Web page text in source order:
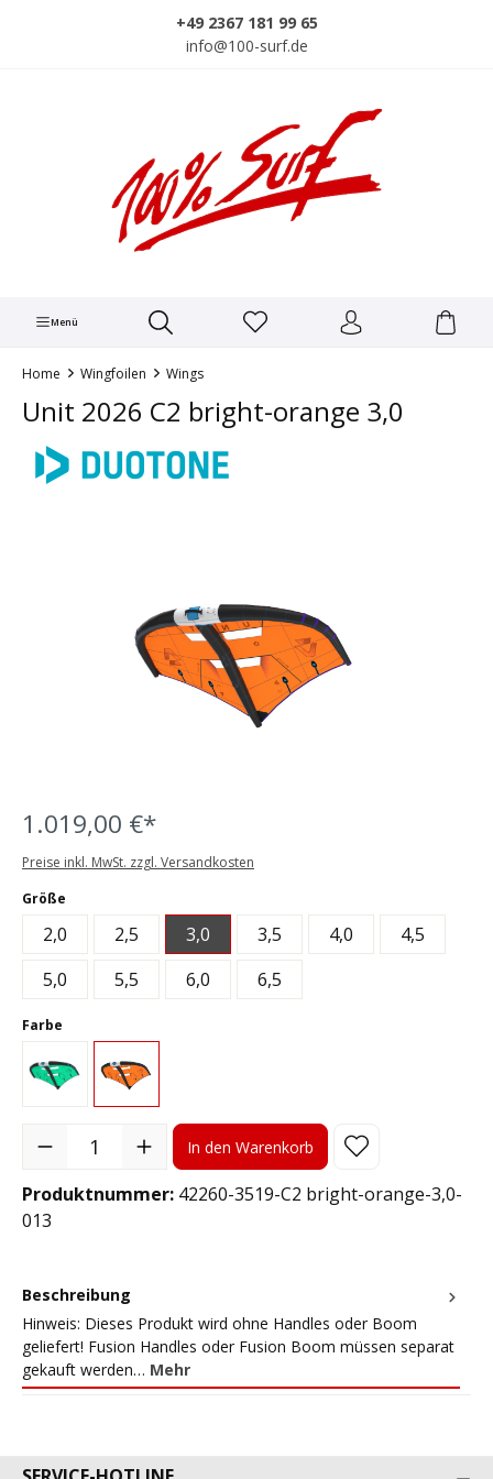
+49 2367 181 99 65
info@100-surf.de
Menü
Home Wingfoilen Wings
Unit 2026 C2 bright-orange 3,0
1.019,00 €*
Preise inkl. MwSt. zzgl. Versandkosten
Größe
2,0 2,5 3,0 3,5 4,0
4,5
5,0
5,5 6,0 6,5
Farbe
C1 fresh-greenC2 bright-orange
Produkt Anzahl: Gib den gewünschten Wert ein oder benutze
In den Warenkorb
Produktnummer: 42260-3519-C2 bright-orange-3,0-
013
Beschreibung
Hinweis: Dieses Produkt wird ohne Handles oder Boom
geliefert! Fusion Handles oder Fusion Boom müssen separat
gekauft werden… Mehr